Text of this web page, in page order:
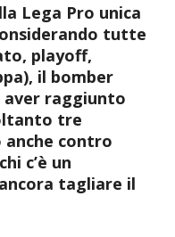
Lega Pro unica
tutte
playoff,
il bomber
aver raggiunto
tre
contro
c’è un
tagliare il